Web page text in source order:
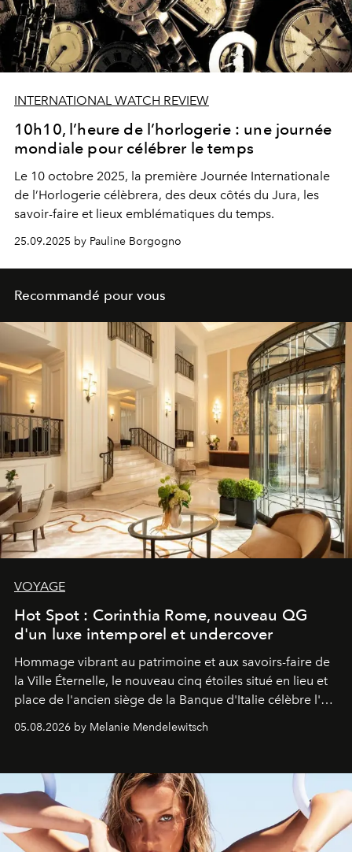
INTERNATIONAL WATCH REVIEW
10h10, l’heure de l’horlogerie : une journée
mondiale pour célébrer le temps
Le 10 octobre 2025, la première Journée Internationale
de l’Horlogerie célèbrera, des deux côtés du Jura, les
savoir-faire et lieux emblématiques du temps.
25.09.2025 by Pauline Borgogno
Recommandé pour vous
VOYAGE
Hot Spot : Corinthia Rome, nouveau QG
d'un luxe intemporel et undercover
Hommage vibrant au patrimoine et aux savoirs-faire de
la Ville Éternelle, le nouveau cinq étoiles situé en lieu et
place de l'ancien siège de la Banque d'Italie célèbre l'art
05.08.2026 by Melanie Mendelewitsch